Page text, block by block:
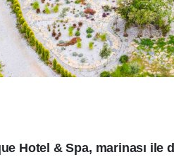
Hotel & Spa, marinası ile